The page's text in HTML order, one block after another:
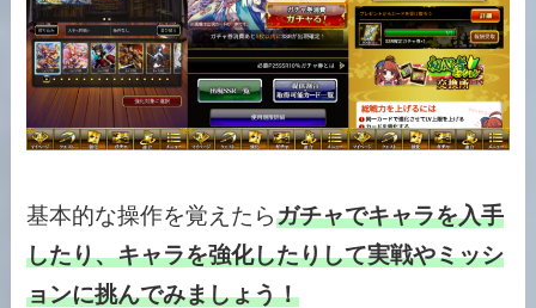
基本的な操作を覚えたらガチャでキャラを入手
したり、キャラを強化したりして実戦やミッシ
ョンに挑んでみましょう！